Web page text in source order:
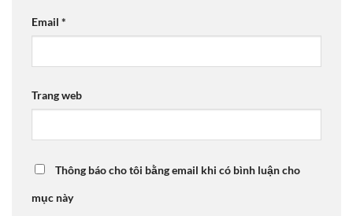
Email *
Trang web
Thông báo cho tôi bằng email khi có bình luận cho
mục này